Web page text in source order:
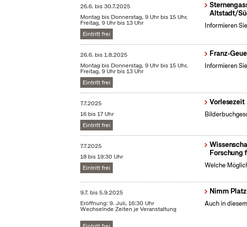
26.6. bis30.7.2025
Montag bis Donnerstag, 9 Uhr bis 15 Uhr,
Freitag, 9 Uhr bis 13 Uhr
Eintritt frei
Altstadt/
Informieren
26.6. bis1.8.2025
Montag bis Donnerstag, 9 Uhr bis 15 Uhr,
Freitag, 9 Uhr bis 13 Uhr
Eintritt frei
Franz-
Informieren
7.7.2025
16 bis 17 Uhr
Eintritt frei
Vorlesezeit
7.7.2025
18 bis 19:30 Uhr
Eintritt frei
Forschung
Welche
9.7. bis5.9.2025
Eröffnung: 9. Juli, 16:30 Uhr
Wechselnde Zeiten je Veranstaltung
Nimm
Auch in